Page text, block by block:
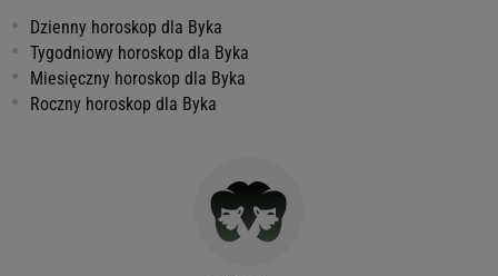
Dzienny horoskop dla Byka
Tygodniowy horoskop dla Byka
Miesięczny horoskop dla Byka
Roczny horoskop dla Byka